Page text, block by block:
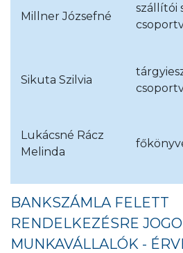
Millner Józsefné
szállítói
Sikuta Szilvia
Lukácsné Rácz
Melinda
BANKSZÁMLA FELETT
RENDELKEZÉSRE
MUNKAVÁLLALÓK -